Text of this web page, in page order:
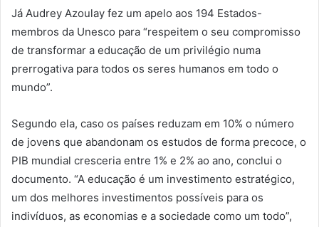
Já Audrey Azoulay fez um apelo aos 194 Estados-
membros da Unesco para “respeitem o seu compromisso
de transformar a educação de um privilégio numa
prerrogativa para todos os seres humanos em todo o
mundo”.
Segundo ela, caso os países reduzam em 10% o número
de jovens que abandonam os estudos de forma precoce, o
PIB mundial cresceria entre 1% e 2% ao ano, conclui o
documento. “A educação é um investimento estratégico,
um dos melhores investimentos possíveis para os
indivíduos, as economias e a sociedade como um todo”,